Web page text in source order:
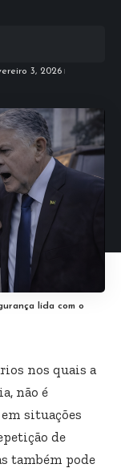
3, 2026
lida com o
nos quais a
não é
situações
de
também pode